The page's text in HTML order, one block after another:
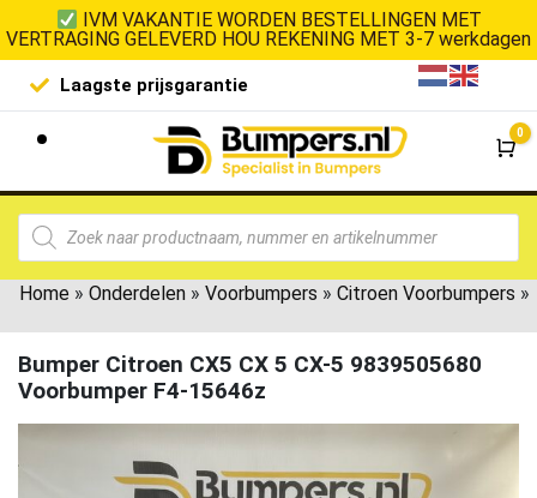
IVM VAKANTIE WORDEN BESTELLINGEN MET
VERTRAGING GELEVERD HOU REKENING MET 3-7 werkdagen
Laagste prijsgarantie De
0
Home » Onderdelen » Voorbumpers » Citroen Voorbumpers »
Bumper Citroen CX5 CX 5 CX-5 9839505680
Voorbumper F4-15646z